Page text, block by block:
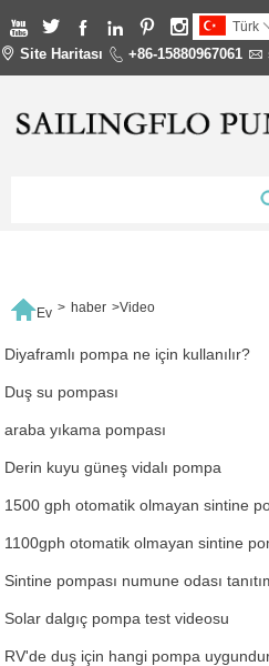
      Türk
 Site Haritası  +86-15880967061 
Ev > haber >Video
Diyaframlı pompa ne için kullanılır?
Duş su pompası
araba yıkama pompası
Derin kuyu güneş vidalı pompa
1500 gph otomatik olmayan sintine
ne dersiniz?
1100gph otomatik olmayan sintine
dozlanır?
Sintine pompası numune odası
Solar dalgıç pompa test videosu
RV'de duş için hangi pompa